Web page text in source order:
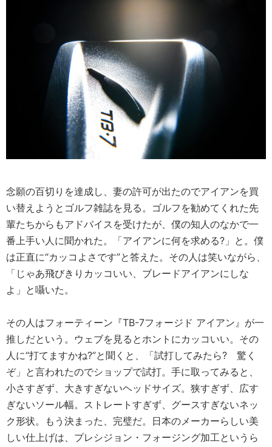
念願の百切りを達成し、妻の許可が出たのでアイアンを買
い替えようとゴルフ雑誌を見る。ゴルフを勧めてくれた先
輩たちからもアドバイスを受けたが、僕の知人のなかで一
番上手い人に聞かれた。「アイアンに何を求める?」と。僕
は正直に“カッコよさです”と答えた。その人は笑いながら、
「じゃあ飛びきりカッコいい、ブレードアイアンにしな
よ」と囁いた。
その人はフォーティーン『TB-7フォージド アイアン』が一
推しだという。ウェブを見るとホントにカッコいい。その
人に“打てますかね?”と聞くと、「試打してみたら? 驚く
ぞ」と言われたのでショップで試打。手に取ってみると、
小さすぎず、大きすぎないヘッドサイズ。狭すぎず、広す
ぎないソール幅。ストレートすぎず、グースすぎないネッ
ク形状。もう決まった、完璧だ。日本のメーカーらしい美
しい仕上げは、プレシジョン・フォージング加工というら